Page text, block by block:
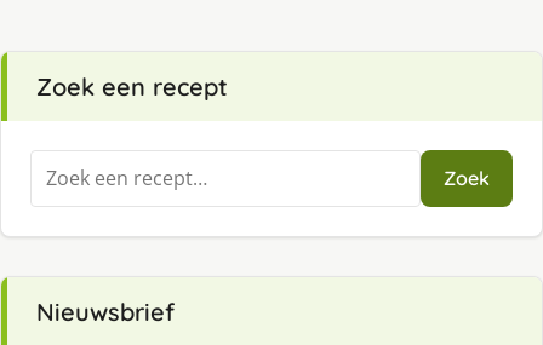
Zoek een recept
Zoeken
naar:
Zoek
Nieuwsbrief